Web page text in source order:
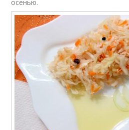
осенью.